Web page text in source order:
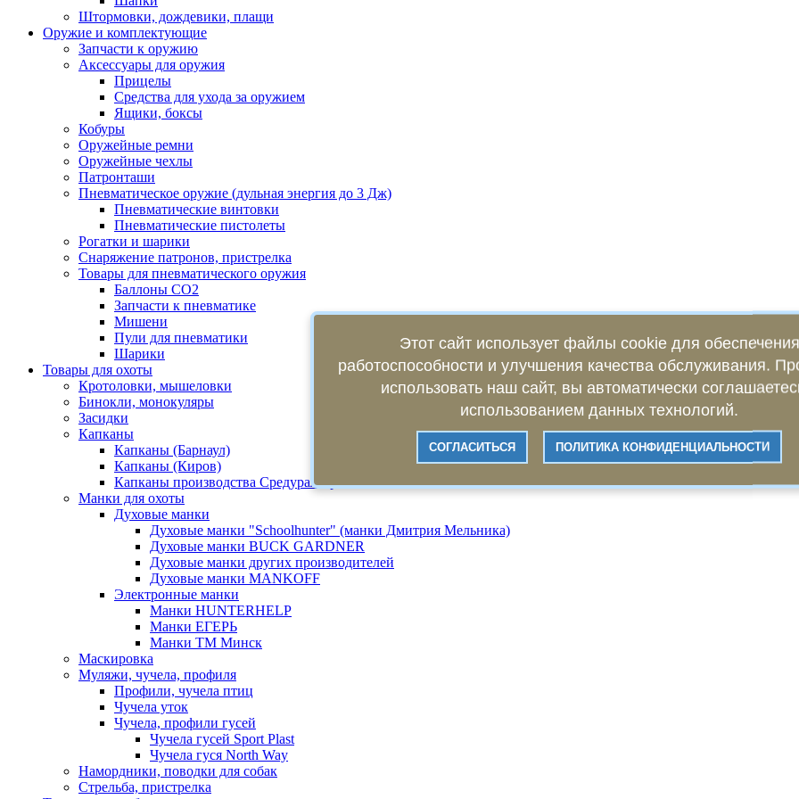
Штормовки, дождевики, плащи
Оружие и комплектующие
Запчасти к оружию
Аксессуары для оружия
Прицелы
Средства для ухода за оружием
Ящики, боксы
Кобуры
Оружейные ремни
Оружейные чехлы
Патронташи
Пневматическое оружие (дульная энергия до 3 Дж)
Пневматические винтовки
Пневматические пистолеты
Рогатки и шарики
Снаряжение патронов, пристрелка
Товары для пневматического оружия
Баллоны СО2
Запчасти к пневматике
Мишени
Пули для пневматики
Шарики
Товары для охоты
Кротоловки, мышеловки
Бинокли, монокуляры
Засидки
Капканы
Капканы (Барнаул)
Капканы (Киров)
Капканы производства Средуралстрой
Манки для охоты
Духовые манки
Духовые манки "Schoolhunter" (манки Дмитрия Мельника)
Духовые манки BUCK GARDNER
Духовые манки других производителей
Духовые манки MANKOFF
Электронные манки
Манки HUNTERHELP
Манки ЕГЕРЬ
Манки ТМ Минск
Маскировка
Муляжи, чучела, профиля
Профили, чучела птиц
Чучела уток
Чучела, профили гусей
Чучела гусей Sport Plast
Чучела гуся North Way
Намордники, поводки для собак
Стрельба, пристрелка
Этот сайт использует файлы cookie для обеспечения
работоспособности и улучшения качества обслуживания.
использовать наш сайт, вы автоматически
использованием данных технологий.
СОГЛАСИТЬСЯ ПОЛИТИКА КОНФИДЕНЦИАЛЬНОСТИ